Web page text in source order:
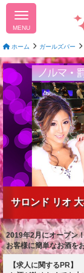
MENU
ホーム ガールズバー
サロンド リオ
2019年2月にオープン
お客様に簡単なお酒を
【求人に関するPR】